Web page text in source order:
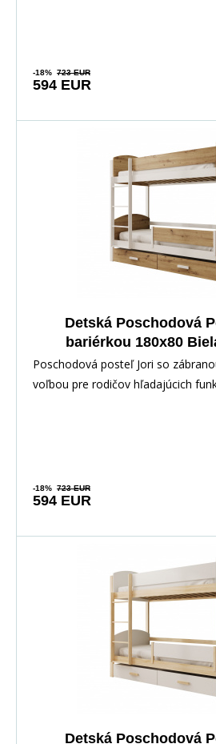
-18% 723 EUR
594 EUR
Detská Poschodová
bariérkou 180x80
Poschodová posteľ Jori so
voľbou pre rodičov hľadajúcich
-18% 723 EUR
594 EUR
Detská Poschodová